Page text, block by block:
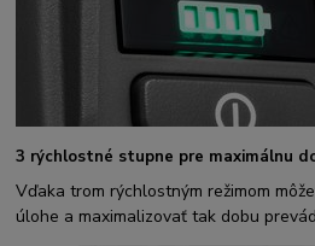
3 rýchlostné stupne pre maximálnu
Vďaka trom rýchlostným režimom
úlohe a maximalizovať tak dobu